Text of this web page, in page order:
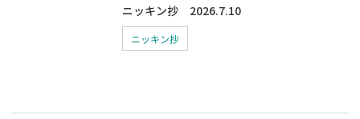
ニッキン抄 2026.7.10
ニッキン抄